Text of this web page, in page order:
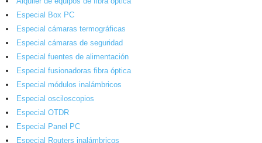
Especial Box PC
Especial cámaras termográficas
Especial cámaras de seguridad
Especial fuentes de alimentación
Especial fusionadoras fibra óptica
Especial módulos inalámbricos
Especial osciloscopios
Especial OTDR
Especial Panel PC
Especial Routers inalámbricos